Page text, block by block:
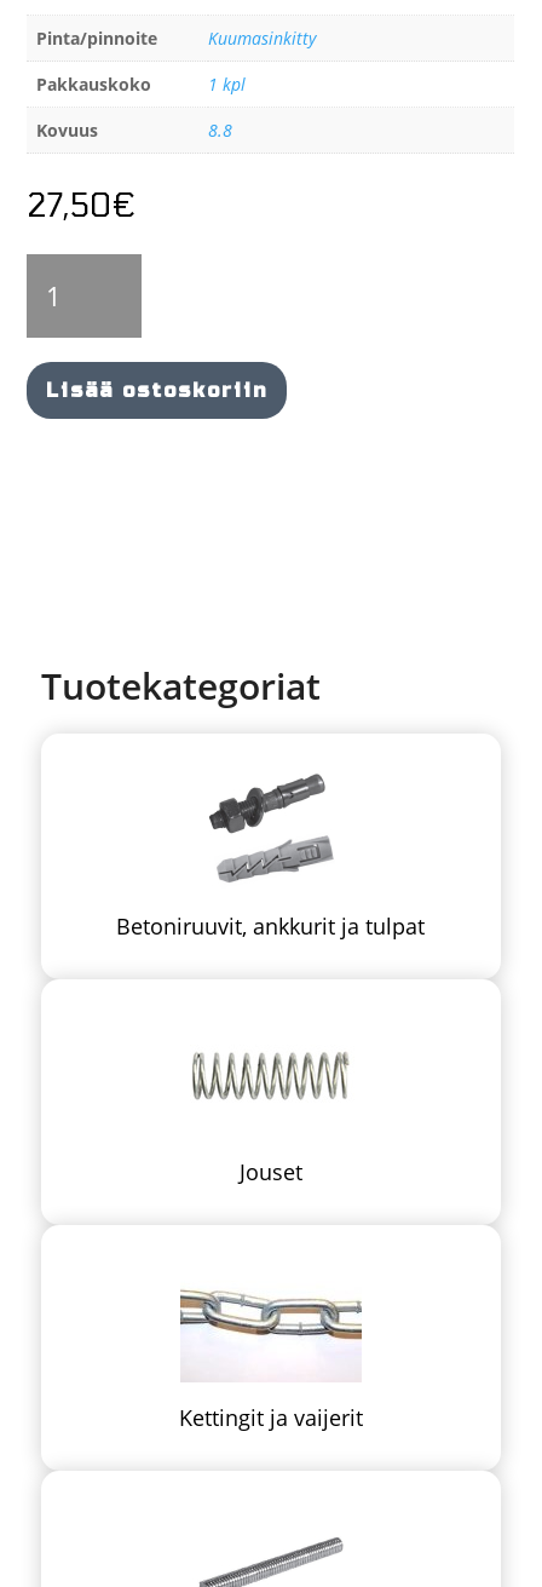
Pinta/pinnoite
Kuumasinkitty
Pakkauskoko
1 kpl
Kovuus
8.8
27,50€
2m,
M24
määrä
Lisää ostoskoriin
Tuotekategoriat
Betoniruuvit, ankkurit ja tulpat
Jouset
Kettingit ja vaijerit